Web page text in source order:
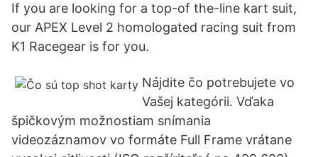
If you are looking for a top-of the-line kart suit,
our APEX Level 2 homologated racing suit from
K1 Racegear is for you.
Nájdite čo potrebujete vo
Vašej kategórii. Vďaka
špičkovým možnostiam snímania
videozáznamov vo formáte Full Frame vrátane